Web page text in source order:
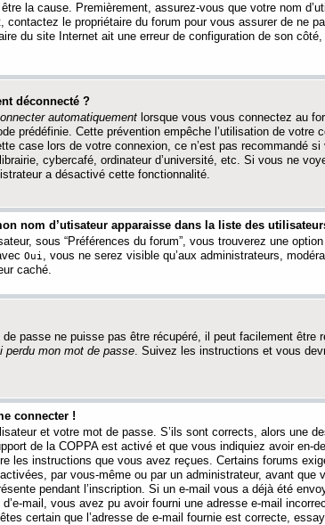
la cause. Premièrement, assurez-vous que votre nom
le propriétaire du forum pour vous assurer de ne
du site Internet ait une erreur de configuration de son côté,
déconnecté ?
automatiquement lorsque vous vous connectez au
prédéfinie. Cette prévention empêche l’utilisation de votre
case lors de votre connexion, ce n’est pas recommandé si
cybercafé, ordinateur d’université, etc. Si vous ne
a désactivé cette fonctionnalité.
nom d’utisateur apparaisse dans la liste des
sous “Préférences du forum”, vous trouverez une option
Oui , vous ne serez visible qu’aux administrateurs,
caché.
passe ne puisse pas être récupéré, il peut facilement être
perdu mon mot de passe. Suivez les instructions et vous
connecter !
et votre mot de passe. S’ils sont corrects, alors une
de la COPPA est activé et que vous indiquiez avoir en-
les instructions que vous avez reçues. Certains forums
par vous-même ou par un administrateur, avant que
pendant l’inscription. Si un e-mail vous a déjà été
mail, vous avez pu avoir fourni une adresse e-mail
certain que l’adresse de e-mail fournie est correcte,